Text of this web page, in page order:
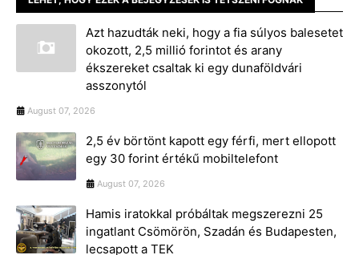
Azt hazudták neki, hogy a fia súlyos balesetet
okozott, 2,5 millió forintot és arany
ékszereket csaltak ki egy dunaföldvári
asszonytól
August 07, 2026
2,5 év börtönt kapott egy férfi, mert ellopott
egy 30 forint értékű mobiltelefont
August 07, 2026
Hamis iratokkal próbáltak megszerezni 25
ingatlant Csömörön, Szadán és Budapesten,
lecsapott a TEK